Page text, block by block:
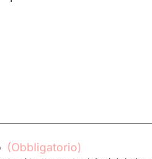
(Obbligatorio)